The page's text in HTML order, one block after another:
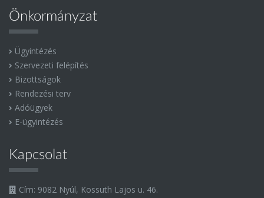
Önkormányzat
Ügyintézés
Szervezeti felépítés
Bizottságok
Rendezési terv
Adóügyek
E-ügyintézés
Kapcsolat
Cím: 9082 Nyúl, Kossuth Lajos u. 46.